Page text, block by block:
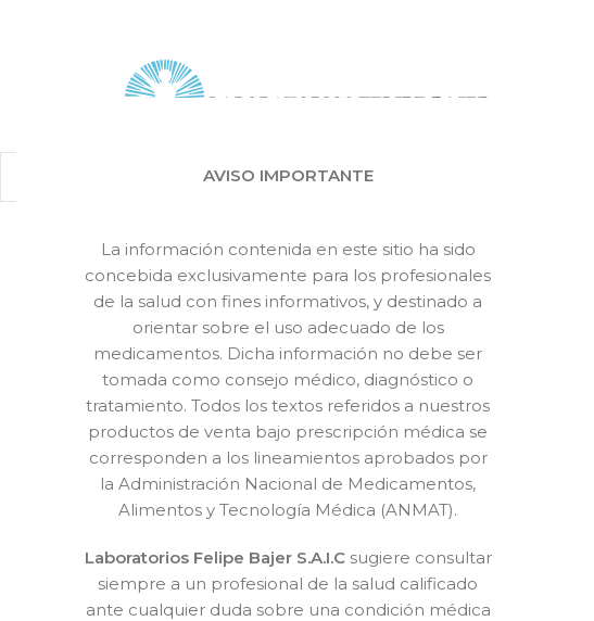
AVISO IMPORTANTE
La información contenida en este sitio ha sido
concebida exclusivamente para los profesionales
de la salud con fines informativos, y destinado a
orientar sobre el uso adecuado de los
medicamentos. Dicha información no debe ser
tomada como consejo médico, diagnóstico o
tratamiento. Todos los textos referidos a nuestros
productos de venta bajo prescripción médica se
corresponden a los lineamientos aprobados por
la Administración Nacional de Medicamentos,
Alimentos y Tecnología Médica (ANMAT).
Laboratorios Felipe Bajer S.A.I.Csugiere consultar
siempre a un profesional de la salud calificado
ante cualquier duda sobre una condición médica
Inicio
Rep Crema